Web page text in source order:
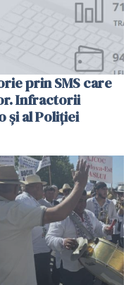
prin SMS care
Infractorii
și al Poliției